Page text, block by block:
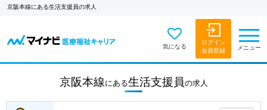
京阪本線にある生活支援員の求人
気になる
ログイン
会員登録
メニュー
京阪本線 にある生活支援員の求人